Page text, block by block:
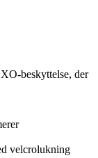
beskyttelse, der
velcrolukning